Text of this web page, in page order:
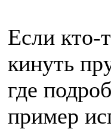
Если кто-
кинуть
где
пример